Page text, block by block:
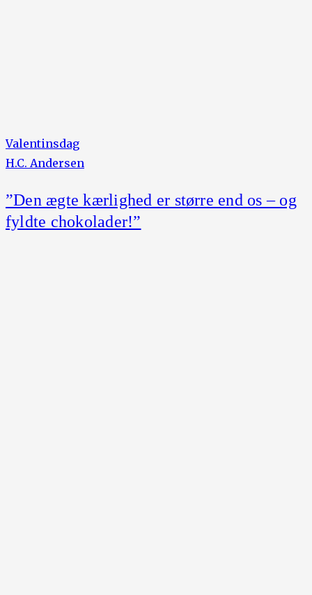
Valentinsdag
H.C. Andersen
”Den ægte kærlighed er større end os – og
fyldte chokolader!”